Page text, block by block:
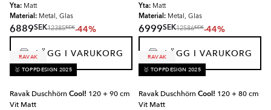
Yta: Matt
Material: Metal, Glas
6889SEK12385SEK-44%
LÄGG I VARUKORG
Yta: Matt
Material: Metal, Glas
6999SEK12586SEK-44%
LÄGG I VARUKORG
RAVAK
🥇 TOPPDESIGN 2025
Ravak Duschhörn Cool! 120 + 90 cm
Vit Matt
RAVAK
🥇 TOPPDESIGN 2025
Ravak Duschhörn Cool! 120 + 80 cm
Vit Matt